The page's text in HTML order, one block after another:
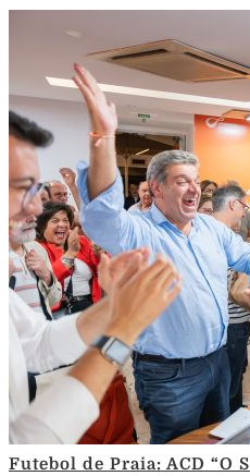
Futebol de Praia: ACD “O